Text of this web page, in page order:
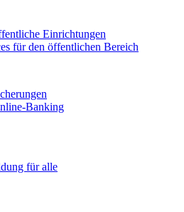
Einrichtungen
für den öffentlichen Bereich
Banking
für alle